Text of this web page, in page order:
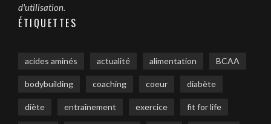
d'utilisation.
ÉTIQUETTES
acides aminés actualité alimentation BCAA
bodybuilding coaching coeur diabète
diète entraînement exercice fit for life